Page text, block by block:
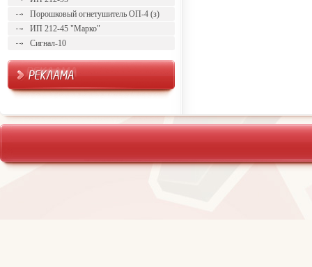
Порошковый огнетушитель ОП-4 (з)
ИП 212-45 "Марко"
Сигнал-10